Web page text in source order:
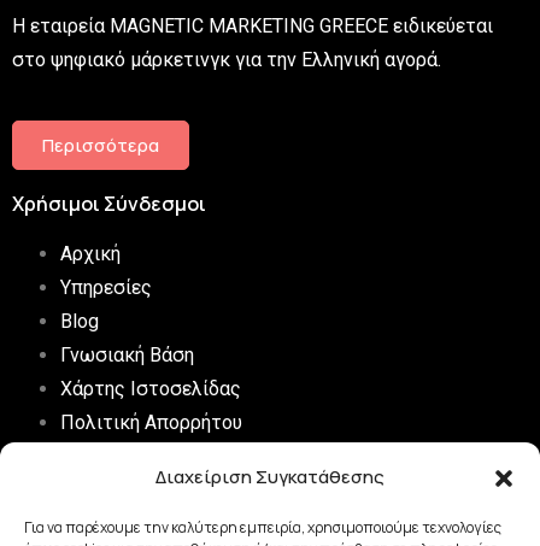
Διαχείριση Συγκατάθεσης
Για να παρέχουμε την καλύτερη εμπειρία, χρησιμοποιούμε τεχνολογίες
Η εταιρεία MAGNETIC MARKETING GREECE ειδικεύεται
στο ψηφιακό μάρκετινγκ για την Ελληνική αγορά.
Περισσότερα
Χρήσιμοι Σύνδεσμοι
Αρχική
Υπηρεσίες
Blog
Γνωσιακή Βάση
Χάρτης Ιστοσελίδας
Πολιτική Απορρήτου
Επικοινωνία